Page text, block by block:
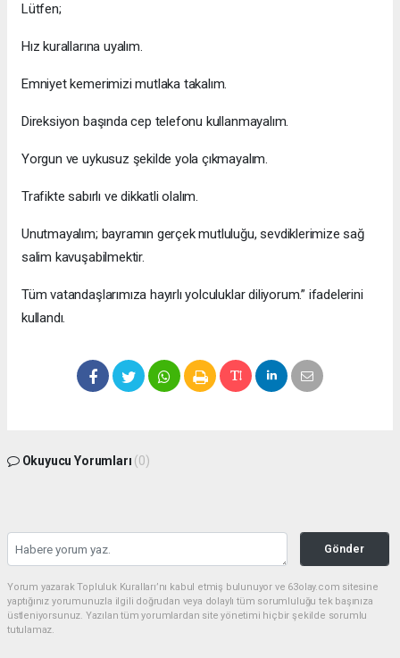
Lütfen;
Hız kurallarına uyalım.
Emniyet kemerimizi mutlaka takalım.
Direksiyon başında cep telefonu kullanmayalım.
Yorgun ve uykusuz şekilde yola çıkmayalım.
Trafikte sabırlı ve dikkatli olalım.
Unutmayalım; bayramın gerçek mutluluğu, sevdiklerimize sağ
salim kavuşabilmektir.
Tüm vatandaşlarımıza hayırlı yolculuklar diliyorum.” ifadelerini
kullandı.
Okuyucu Yorumları (0)
Gönder
Yorum yazarak Topluluk Kuralları’nı kabul etmiş bulunuyor ve 63olay.com sitesine
yaptığınız yorumunuzla ilgili doğrudan veya dolaylı tüm sorumluluğu tek başınıza
üstleniyorsunuz. Yazılan tüm yorumlardan site yönetimi hiçbir şekilde sorumlu
tutulamaz.